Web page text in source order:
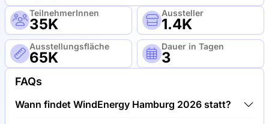
TeilnehmerInnen
35K
Aussteller
1.4K
Ausstellungsfläche
65K
Dauer in Tagen
3
FAQs
Wann findet WindEnergy Hamburg 2026 statt?